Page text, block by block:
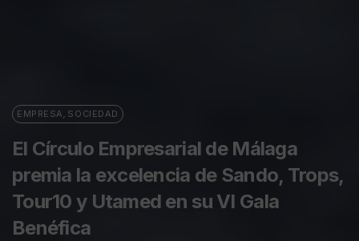
EMPRESA , SOCIEDAD
El Círculo Empresarial de Málaga
premia la excelencia de Sando, Trops,
Tour10 y Utamed en su VI Gala
Benéfica